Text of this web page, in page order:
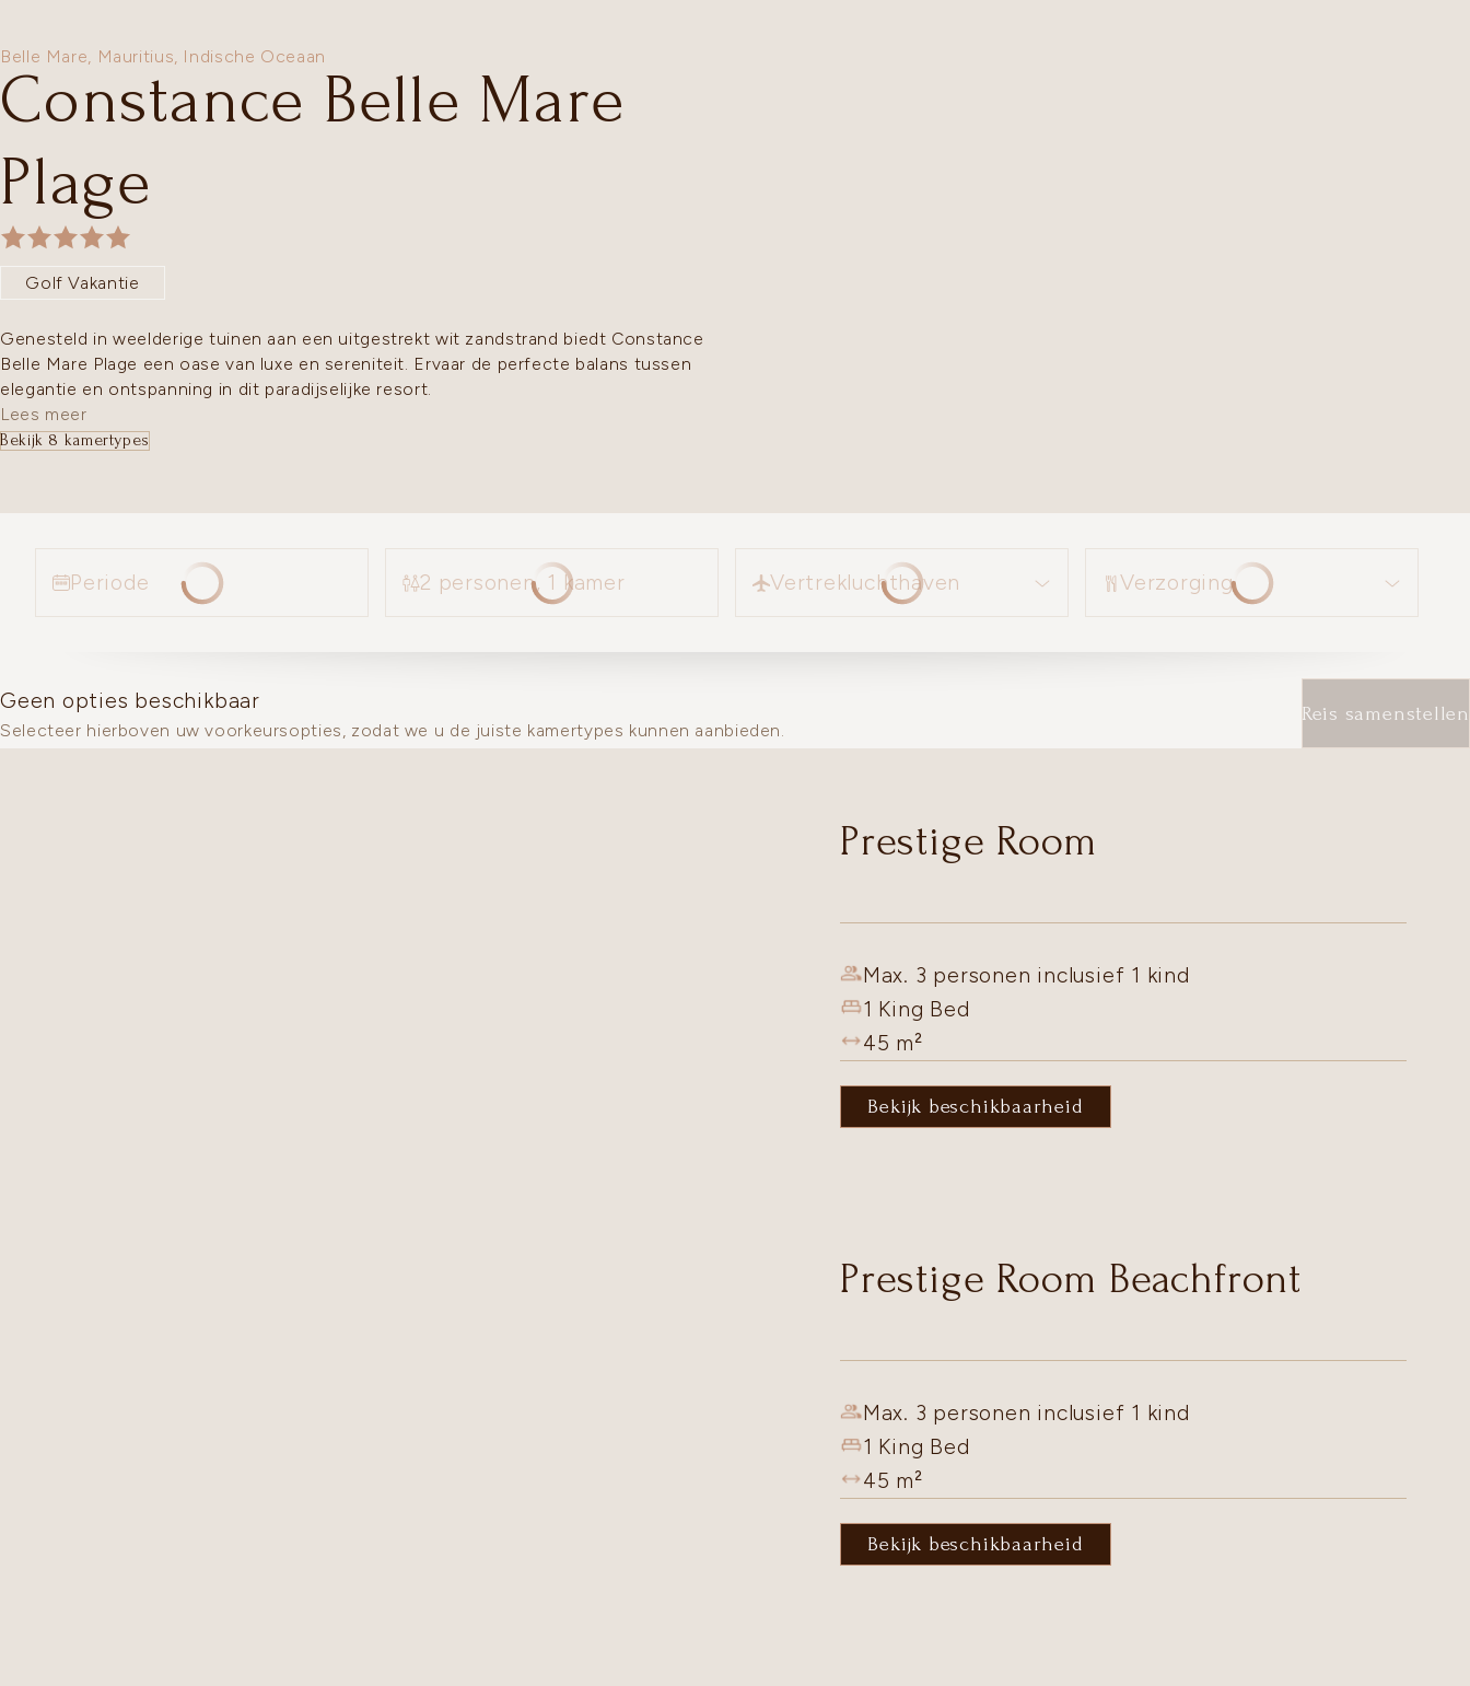
Belle Mare, Mauritius, Indische Oceaan
Constance Belle Mare
Plage
Golf Vakantie
Genesteld in weelderige tuinen aan een uitgestrekt wit zandstrand biedt Constance
Belle Mare Plage een oase van luxe en sereniteit. Ervaar de perfecte balans tussen
elegantie en ontspanning in dit paradijselijke resort.
Lees meer
Bekijk 8 kamertypes
Periode 2 personen, 1 kamer
Vertrekluchthaven
Vertrekluchthaven
Verzorging
Geen opties beschikbaar
Selecteer hierboven uw voorkeursopties, zodat we u de juiste kamertypes kunnen aanbieden.
Reis samenstellen
Prestige Room
Max. 3 personen inclusief 1 kind
1 King Bed
45 m²
Bekijk beschikbaarheid
Prestige Room Beachfront
Max. 3 personen inclusief 1 kind
1 King Bed
45 m²
Bekijk beschikbaarheid